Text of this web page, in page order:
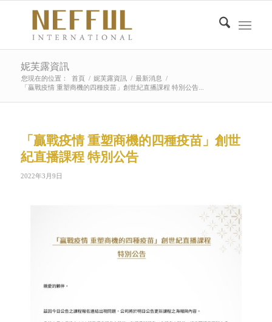
妮芙露資訊
您現在的位置： 首頁 / 妮芙露資訊 / 最新消息
/
「贏戰疫情 重塑商機的四種疫苗」創世紀直播課程 特別公告...
「贏戰疫情 重塑商機的四種疫苗」創世
紀直播課程 特別公告
2022年3月9日